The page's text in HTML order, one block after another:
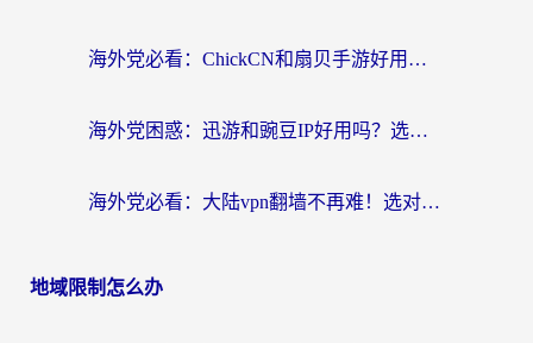
海外党必看：ChickCN和扇贝手游好用吗？3步选对回国加速器无缝刷国内资源
海外党困惑：迅游和豌豆IP好用吗？选对回国加速器，刷剧游戏再也不卡
海外党必看：大陆vpn翻墙不再难！选对加速器，无缝刷国内资源
地域限制怎么办